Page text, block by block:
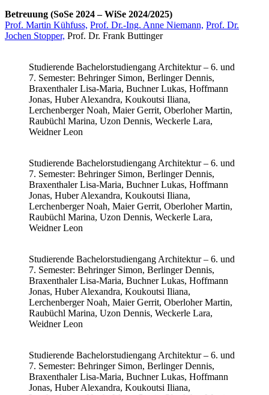
Betreuung (SoSe 2024 – WiSe 2024/2025)
Prof. Martin Kühfuss, Prof. Dr.-Ing. Anne Niemann, Prof. Dr.
Jochen Stopper, Prof. Dr. Frank Buttinger
Studierende Bachelorstudiengang Architektur – 6. und
7. Semester: Behringer Simon, Berlinger Dennis,
Braxenthaler Lisa-Maria, Buchner Lukas, Hoffmann
Jonas, Huber Alexandra, Koukoutsi Iliana,
Lerchenberger Noah, Maier Gerrit, Oberloher Martin,
Raubüchl Marina, Uzon Dennis, Weckerle Lara,
Weidner Leon
Studierende Bachelorstudiengang Architektur – 6. und
7. Semester: Behringer Simon, Berlinger Dennis,
Braxenthaler Lisa-Maria, Buchner Lukas, Hoffmann
Jonas, Huber Alexandra, Koukoutsi Iliana,
Lerchenberger Noah, Maier Gerrit, Oberloher Martin,
Raubüchl Marina, Uzon Dennis, Weckerle Lara,
Weidner Leon
Studierende Bachelorstudiengang Architektur – 6. und
7. Semester: Behringer Simon, Berlinger Dennis,
Braxenthaler Lisa-Maria, Buchner Lukas, Hoffmann
Jonas, Huber Alexandra, Koukoutsi Iliana,
Lerchenberger Noah, Maier Gerrit, Oberloher Martin,
Raubüchl Marina, Uzon Dennis, Weckerle Lara,
Weidner Leon
Studierende Bachelorstudiengang Architektur – 6. und
7. Semester: Behringer Simon, Berlinger Dennis,
Braxenthaler Lisa-Maria, Buchner Lukas, Hoffmann
Jonas, Huber Alexandra, Koukoutsi Iliana,